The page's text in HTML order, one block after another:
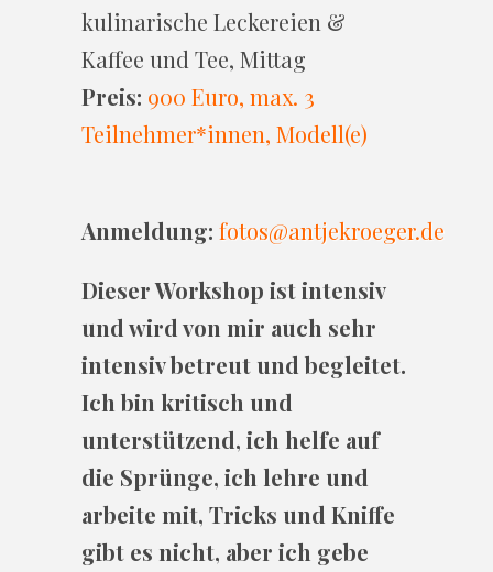
kulinarische Leckereien &
Kaffee und Tee, Mittag
Preis: 900 Euro, max. 3
Teilnehmer*innen, Modell(e)
Anmeldung: fotos@antjekroeger.de
Dieser Workshop ist intensiv
und wird von mir auch sehr
intensiv betreut und begleitet.
Ich bin kritisch und
unterstützend, ich helfe auf
die Sprünge, ich lehre und
arbeite mit, Tricks und Kniffe
gibt es nicht, aber ich gebe